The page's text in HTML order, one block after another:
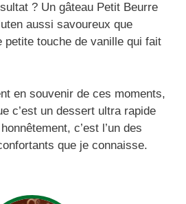
? Un gâteau Petit Beurre
aussi savoureux que
petite touche de vanille qui fait
en souvenir de ces moments,
c’est un dessert ultra rapide
c’est l’un des
que je connaisse.